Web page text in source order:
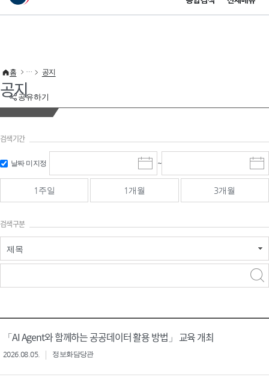
이 누리집은 대한민국 공식 전자정부 누리집입니다.
공유하기
홈 공지
공지
검색기간
날짜 미지정
시
작
일
선
~
종
료
선
1주일 1개월 3개월
검색구분
제목
「AI Agent와 함께하는 공공데이터 활용 방법」 교육 개최
2026.08.05. 정보화담당관